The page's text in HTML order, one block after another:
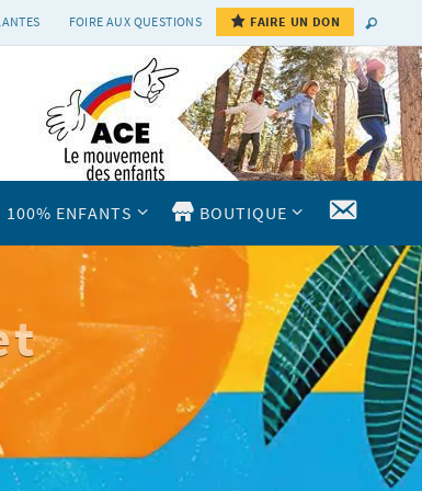
FOIRE AUX QUESTIONS FAIRE UN DON
100% ENFANTS BOUTIQUE